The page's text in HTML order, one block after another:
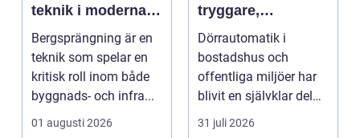
teknik i moderna
byggprojekt
Bergsprängning är en
teknik som spelar en
kritisk roll inom både
byggnads- och infra...
01 augusti 2026
tryggare,
smidigare och mer
tillgängliga entréer
Dörrautomatik i
bostadshus och
offentliga miljöer har
blivit en självklar del
av en modern
fastighet...
31 juli 2026